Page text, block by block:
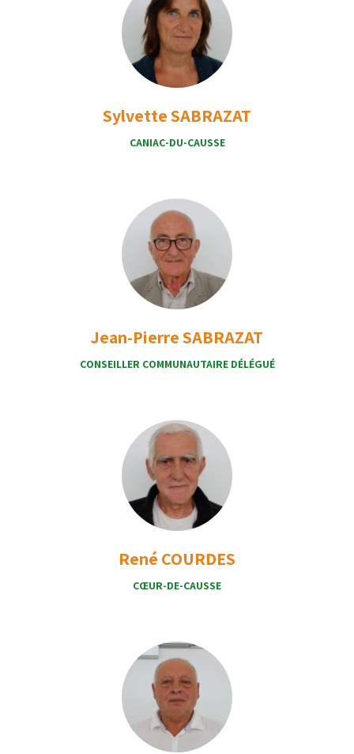
Sylvette SABRAZAT
CANIAC-DU-CAUSSE
Jean-Pierre SABRAZAT
CONSEILLER COMMUNAUTAIRE DÉLÉGUÉ
René COURDES
CŒUR-DE-CAUSSE